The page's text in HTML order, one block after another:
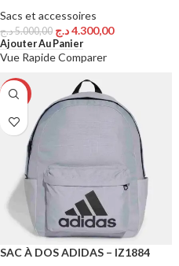
Sacs et accessoires
5.000,00د.ج 4.300,00د.ج
Ajouter Au Panier
Vue RapideComparer
-14%
SAC À DOS ADIDAS – IZ1884